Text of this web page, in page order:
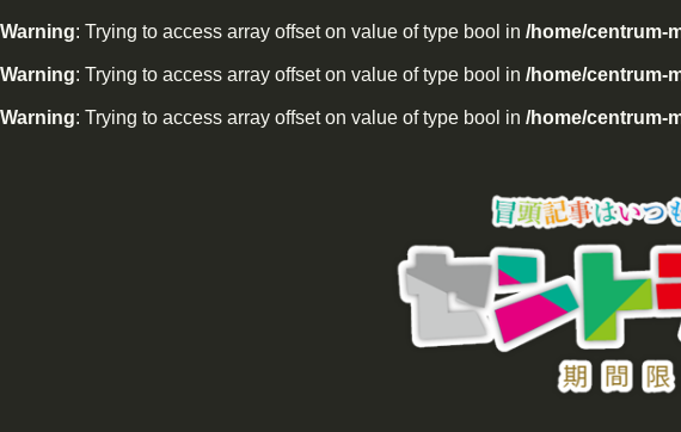
Warning: Trying to access array offset on value of type bool in /home/centrum-
Warning: Trying to access array offset on value of type bool in /home/centrum-
Warning: Trying to access array offset on value of type bool in /home/centrum-